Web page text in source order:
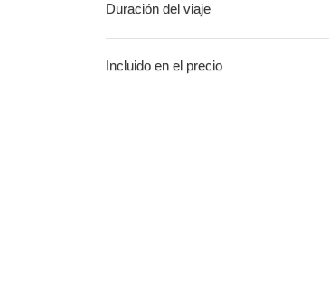
Duración del viaje
Incluido en el precio